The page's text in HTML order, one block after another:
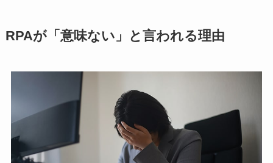
RPAが「意味ない」と言われる理由